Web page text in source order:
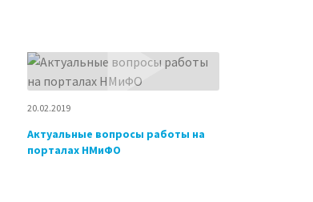
20.02.2019
Актуальные вопросы работы на
порталах НМиФО